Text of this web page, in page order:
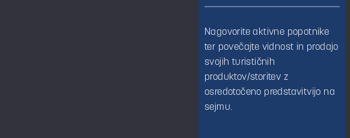
Nagovorite aktivne popotnike
ter povečajte vidnost in prodajo
svojih turističnih
produktov/storitev z
osredotočeno predstavitvijo na
sejmu.